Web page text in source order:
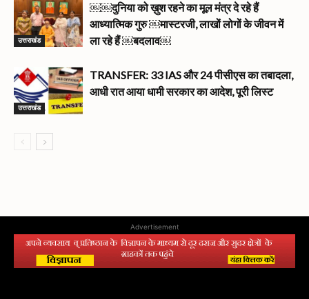
उत्तराखंड
￼￼दुनिया को ख़ुश रहने का मूल मंत्र दे रहे हैं
आध्यात्मिक गुरु ￼मास्टरजी, लाखों लोगों के जीवन में
ला रहे हैं ￼बदलाव￼
उत्तराखंड
TRANSFER: 33 IAS और 24 पीसीएस का तबादला,
आधी रात आया धामी सरकार का आदेश, पूरी लिस्ट
Advertisement